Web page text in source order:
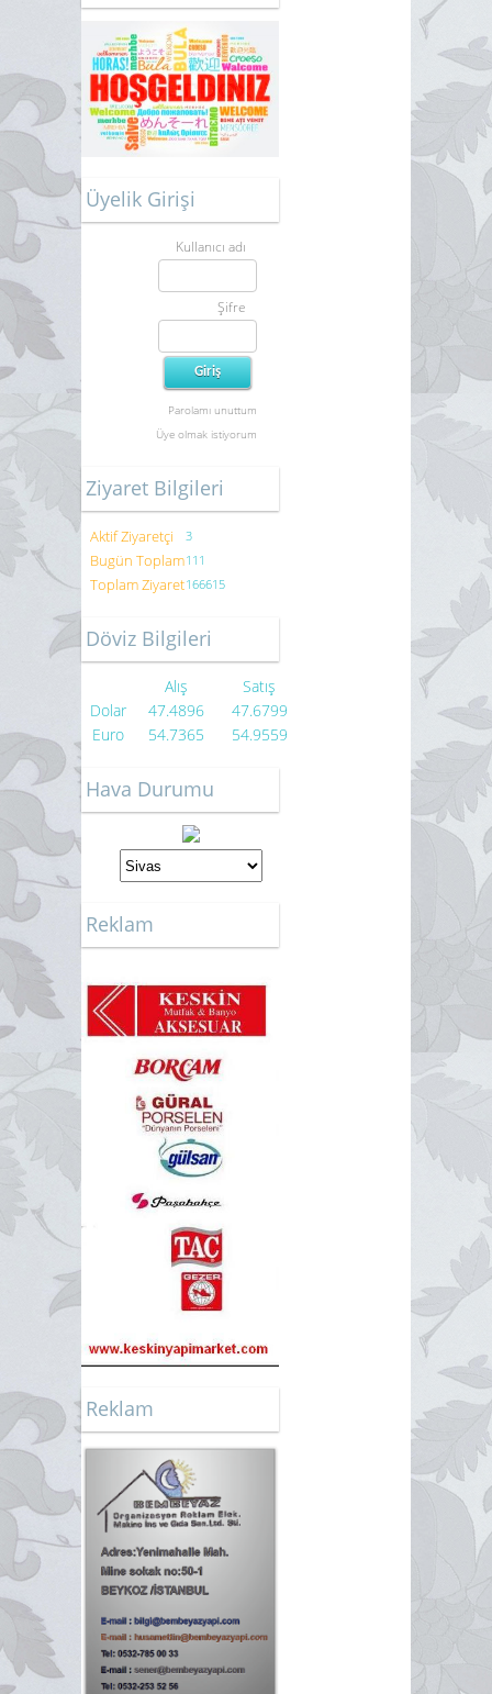
Üyelik Girişi
Kullanıcı adı
Şifre
Parolamı unuttum
Üye olmak istiyorum
Ziyaret Bilgileri
Aktif Ziyaretçi 3
Bugün Toplam111
Toplam Ziyaret166615
Döviz Bilgileri
Alış
Satış
Dolar
47.4896
47.6799
Euro
54.7365 54.9559
Hava Durumu
Reklam
Reklam